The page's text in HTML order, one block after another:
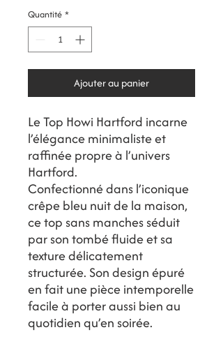
Quantité *
Ajouter au panier
Le Top Howi Hartford incarne
l’élégance minimaliste et
raffinée propre à l’univers
Hartford.
Confectionné dans l’iconique
crêpe bleu nuit de la maison,
ce top sans manches séduit
par son tombé fluide et sa
texture délicatement
structurée. Son design épuré
en fait une pièce intemporelle
facile à porter aussi bien au
quotidien qu’en soirée.